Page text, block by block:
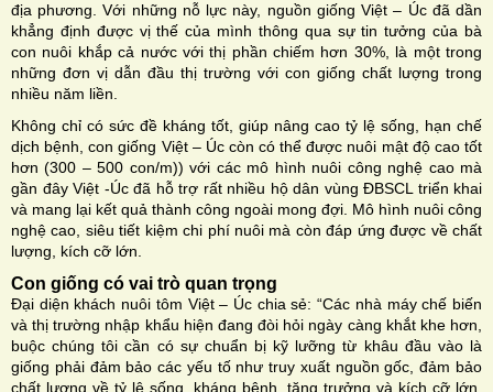
địa phương. Với những nỗ lực này, nguồn giống Việt – Úc đã dần
khẳng định được vị thế của mình thông qua sự tin tưởng của bà
con nuôi khắp cả nước với thị phần chiếm hơn 30%, là một trong
những đơn vị dẫn đầu thị trường với con giống chất lượng trong
nhiều năm liền.
Không chỉ có sức đề kháng tốt, giúp nâng cao tỷ lệ sống, hạn chế
dịch bệnh, con giống Việt – Úc còn có thể được nuôi mật độ cao tốt
hơn (300 – 500 con/m)) với các mô hình nuôi công nghệ cao mà
gần đây Việt -Úc đã hỗ trợ rất nhiều hộ dân vùng ĐBSCL triển khai
và mang lại kết quả thành công ngoài mong đợi. Mô hình nuôi công
nghệ cao, siêu tiết kiệm chi phí nuôi mà còn đáp ứng được về chất
lượng, kích cỡ lớn.
Con giống có vai trò quan trọng
Đại diện khách nuôi tôm Việt – Úc chia sẻ: “Các nhà máy chế biến
và thị trường nhập khẩu hiện đang đòi hỏi ngày càng khắt khe hơn,
buộc chúng tôi cần có sự chuẩn bị kỹ lưỡng từ khâu đầu vào là
giống phải đảm bảo các yếu tố như truy xuất nguồn gốc, đảm bảo
chất lượng về tỷ lệ sống, kháng bệnh, tăng trưởng và kích cỡ lớn.